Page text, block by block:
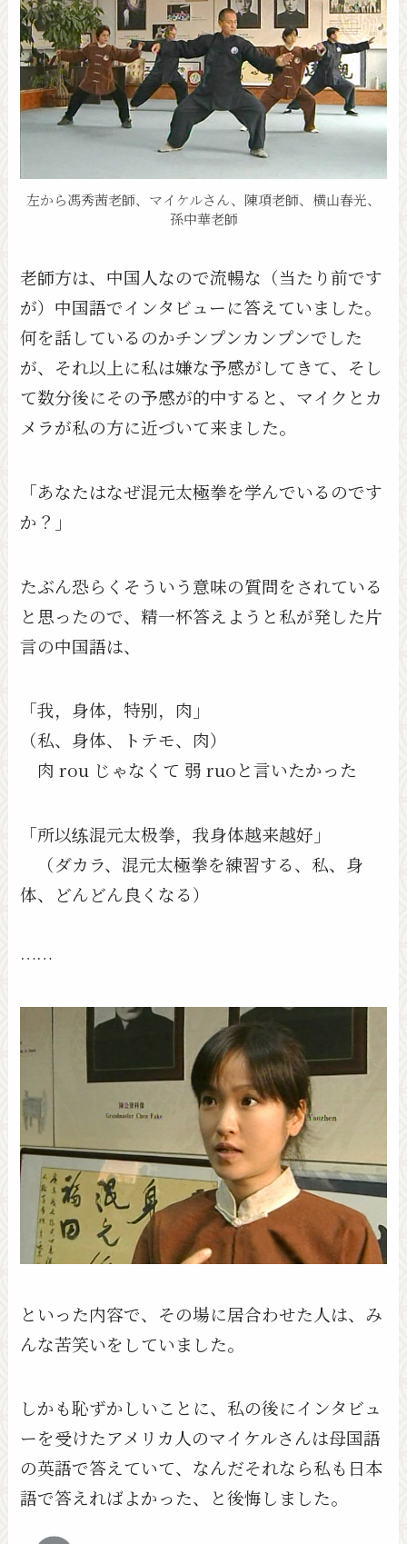
左から馮秀茜老師、マイケルさん、陳項老師、横山春光、
孫中華老師
老師方は、中国人なので流暢な（当たり前です
が）中国語でインタビューに答えていました。
何を話しているのかチンプンカンプンでした
が、それ以上に私は嫌な予感がしてきて、そし
て数分後にその予感が的中すると、マイクとカ
メラが私の方に近づいて来ました。
「あなたはなぜ混元太極拳を学んでいるのです
か？」
たぶん恐らくそういう意味の質問をされている
と思ったので、精一杯答えようと私が発した片
言の中国語は、
「我，身体，特别，肉」
（私、身体、トテモ、肉）
肉 rou じゃなくて 弱 ruoと言いたかった
「所以练混元太极拳，我身体越来越好」
（ダカラ、混元太極拳を練習する、私、身
体、どんどん良くなる）
……
といった内容で、その場に居合わせた人は、み
んな苦笑いをしていました。
しかも恥ずかしいことに、私の後にインタビュ
ーを受けたアメリカ人のマイケルさんは母国語
の英語で答えていて、なんだそれなら私も日本
語で答えればよかった、と後悔しました。